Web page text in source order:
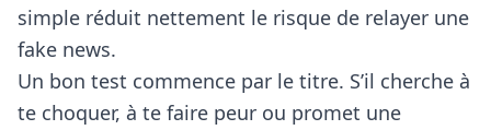
simple réduit nettement le risque de relayer une
fake news.
Un bon test commence par le titre. S’il cherche à
te choquer, à te faire peur ou promet une